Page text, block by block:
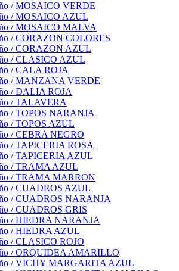
/ MOSAICO VERDE
/ MOSAICO AZUL
/ MOSAICO MALVA
/ CORAZON COLORES
/ CORAZON AZUL
/ CLASICO AZUL
/ CALA ROJA
/ MANZANA VERDE
/ DALIA ROJA
/ TALAVERA
/ TOPOS NARANJA
/ TOPOS AZUL
/ CEBRA NEGRO
/ TAPICERIA ROSA
/ TAPICERIA AZUL
/ TRAMA AZUL
/ TRAMA MARRON
/ CUADROS AZUL
/ CUADROS NARANJA
/ CUADROS GRIS
/ HIEDRA NARANJA
/ HIEDRA AZUL
/ CLASICO ROJO
/ ORQUIDEA AMARILLO
/ VICHY MARGARITA AZUL